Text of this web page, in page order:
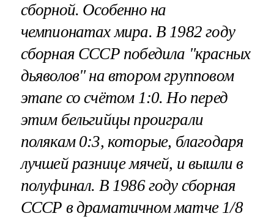
сборной. Особенно на
чемпионатах мира. В 1982 году
сборная СССР победила "красных
дьяволов" на втором групповом
этапе со счётом 1:0. Но перед
этим бельгийцы проиграли
полякам 0:3, которые, благодаря
лучшей разнице мячей, и вышли в
полуфинал. В 1986 году сборная
СССР в драматичном матче 1/8